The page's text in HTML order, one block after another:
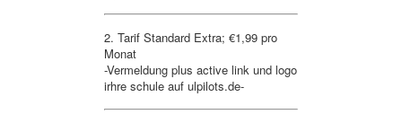
2. Tarif Standard Extra; €1,99 pro
Monat
-Vermeldung plus active link und logo
irhre schule auf ulpilots.de-